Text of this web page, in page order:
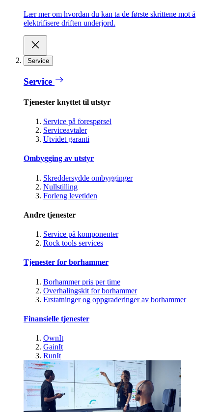
Lær mer om hvordan du kan ta de første skrittene mot å
elektrifisere driften underjord.
Service
Service
Tjenester knyttet til utstyr
Service på forespørsel
Serviceavtaler
Utvidet garanti
Ombygging av utstyr
Skreddersydde ombygginger
Nullstilling
Forleng levetiden
Andre tjenester
Service på komponenter
Rock tools services
Tjenester for borhammer
Borhammer pris per time
Overhalingskit for borhammer
Erstatninger og oppgraderinger av borhammer
Finansielle tjenester
OwnIt
GainIt
RunIt